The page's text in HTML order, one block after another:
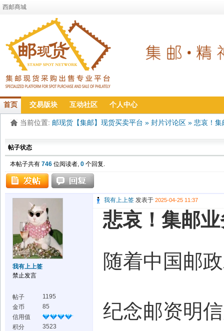
西邮商城
首页 交易版块 互动社区 个人中心
当前位置: 邮现货【集邮】现货买卖平台 » 封片讨论区 » 悲哀！集
帖子状态
本帖子共有 746 位阅读者, 0 个回复.
我有上上签
禁止发言
帖子
1195
金币
85
信用值
积分
3523
我有上上签 发表于 2025-04-25 11:37
悲哀！集邮
随着中国邮
纪念邮资明